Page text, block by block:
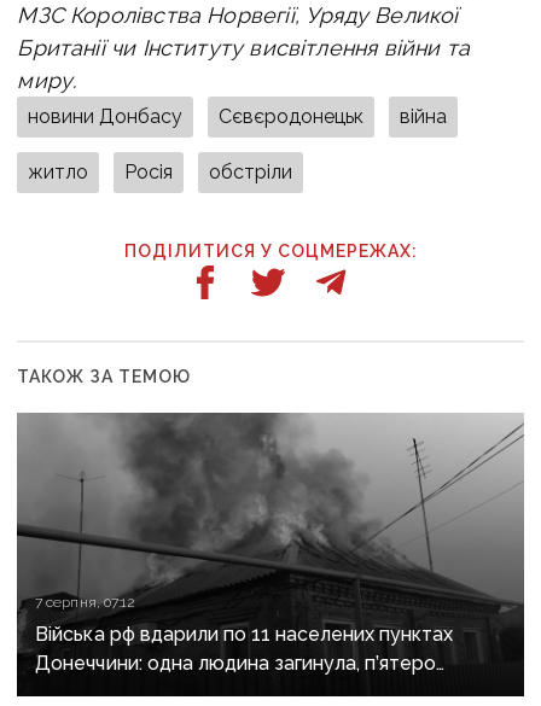
МЗС Королівства Норвегії, Уряду Великої
Британії чи Інституту висвітлення війни та
миру.
новини Донбасу Сєвєродонецьк війна
житло Росія обстріли
ПОДІЛИТИСЯ У СОЦМЕРЕЖАХ:
ТАКОЖ ЗА ТЕМОЮ
7 серпня, 07:12
Війська рф вдарили по 11 населених пунктах
Донеччини: одна людина загинула, п’ятеро
поранені